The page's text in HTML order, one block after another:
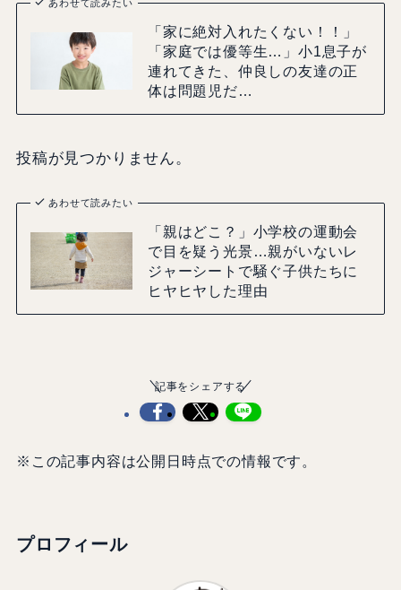
あわせて読みたい
「家に絶対入れたくない！！」
「家庭では優等生…」小1息子が
連れてきた、仲良しの友達の正
体は問題児だ…
投稿が見つかりません。
あわせて読みたい
「親はどこ？」小学校の運動会
で目を疑う光景…親がいないレ
ジャーシートで騒ぐ子供たちに
ヒヤヒヤした理由
記事をシェアする
※この記事内容は公開日時点での情報です。
プロフィール